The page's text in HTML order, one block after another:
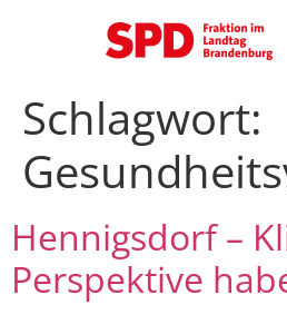
Schlagwort:
Hennigsdorf –
Perspektive